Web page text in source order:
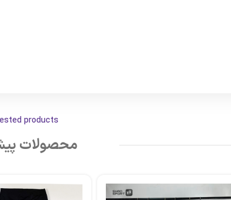
products
محصولات